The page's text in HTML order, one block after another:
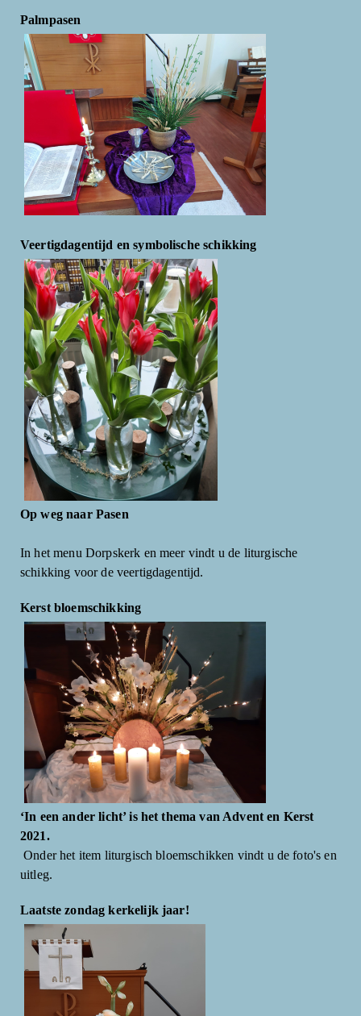
Palmpasen
Veertigdagentijd en symbolische schikking
Op weg naar Pasen
In het menu Dorpskerk en meer vindt u de liturgische
schikking voor de veertigdagentijd.
Kerst bloemschikking
‘In een ander licht’ is het thema van Advent en Kerst
2021.
Onder het item liturgisch bloemschikken vindt u de foto's en
uitleg.
Laatste zondag kerkelijk jaar!